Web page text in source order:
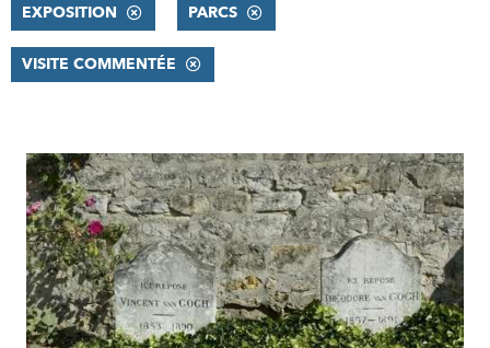
EXPOSITION PARCS
VISITE COMMENTÉE
RÉSULTATS